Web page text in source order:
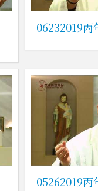
06232019丙
05262019丙